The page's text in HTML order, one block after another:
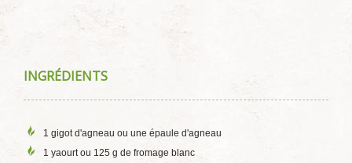
INGRÉDIENTS
1 gigot d'agneau ou une épaule d'agneau
1 yaourt ou 125 g de fromage blanc